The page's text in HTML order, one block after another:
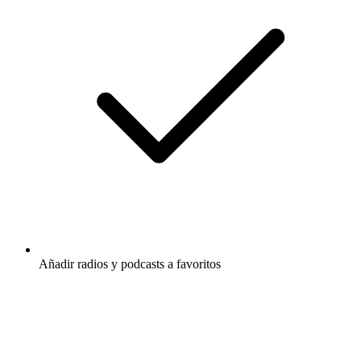
Añadir radios y podcasts a favoritos